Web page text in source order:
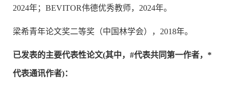
2024年；BEVITOR伟德优秀教师，2024年。
梁希青年论文奖二等奖（中国林学会），2018年。
已发表的主要代表性论文(其中，#代表共同第一作者，*
代表通讯作者)：